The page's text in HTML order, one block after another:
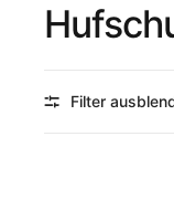
Filter